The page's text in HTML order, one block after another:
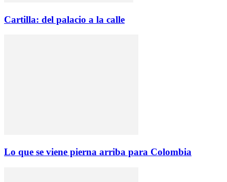
Cartilla: del palacio a la calle
Lo que se viene pierna arriba para Colombia